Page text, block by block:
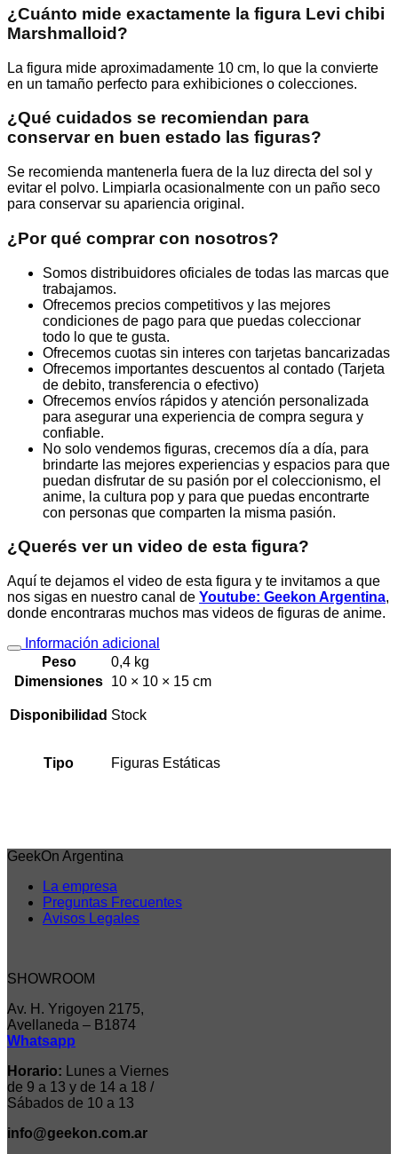
¿Cuánto mide exactamente la figura Levi chibi
Marshmalloid?
La figura mide aproximadamente 10 cm, lo que la convierte
en un tamaño perfecto para exhibiciones o colecciones.
¿Qué cuidados se recomiendan para
conservar en buen estado las figuras?
Se recomienda mantenerla fuera de la luz directa del sol y
evitar el polvo. Limpiarla ocasionalmente con un paño seco
para conservar su apariencia original.
¿Por qué comprar con nosotros?
Somos distribuidores oficiales de todas las marcas que
trabajamos.
Ofrecemos precios competitivos y las mejores
condiciones de pago para que puedas coleccionar
todo lo que te gusta.
Ofrecemos cuotas sin interes con tarjetas bancarizadas
Ofrecemos importantes descuentos al contado (Tarjeta
de debito, transferencia o efectivo)
Ofrecemos envíos rápidos y atención personalizada
para asegurar una experiencia de compra segura y
confiable.
No solo vendemos figuras, crecemos día a día, para
brindarte las mejores experiencias y espacios para que
puedan disfrutar de su pasión por el coleccionismo, el
anime, la cultura pop y para que puedas encontrarte
con personas que comparten la misma pasión.
¿Querés ver un video de esta figura?
Aquí te dejamos el video de esta figura y te invitamos a que
nos sigas en nuestro canal de Youtube: Geekon Argentina,
donde encontraras muchos mas videos de figuras de anime.
Información adicional
Peso
0,4 kg
Dimensiones 10 × 10 × 15 cm
Disponibilidad Stock
Tipo Figuras Estáticas
GeekOn Argentina
La empresa
Preguntas Frecuentes
Avisos Legales
SHOWROOM
Av. H. Yrigoyen 2175,
Avellaneda – B1874
Whatsapp
Horario: Lunes a Viernes
de 9 a 13 y de 14 a 18 /
Sábados de 10 a 13
info@geekon.com.ar